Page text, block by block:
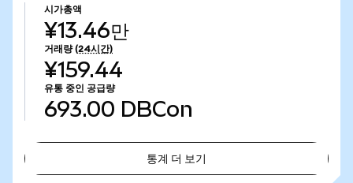
시가총액
¥13.46만
거래량 (24시간)
¥159.44
유통 중인 공급량
693.00 DBCon
통계 더 보기